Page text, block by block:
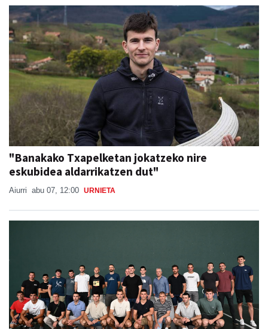
"Banakako Txapelketan jokatzeko nire
eskubidea aldarrikatzen dut"
Aiurri abu 07, 12:00 URNIETA